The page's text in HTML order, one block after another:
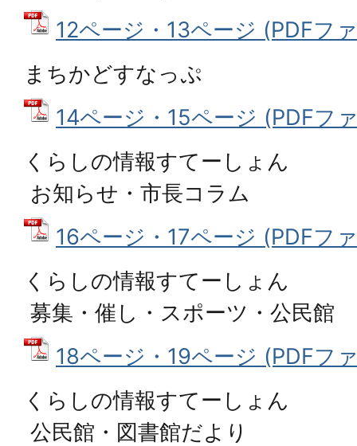
12ページ・13ページ (PDFフ
まちかどすなっぷ
14ページ・15ページ (PDFフ
くらしの情報すてーしょん
お知らせ・市長コラム
16ページ・17ページ (PDFフ
くらしの情報すてーしょん
募集・催し・スポーツ・公民館
18ページ・19ページ (PDFフ
くらしの情報すてーしょん
公民館・図書館だより